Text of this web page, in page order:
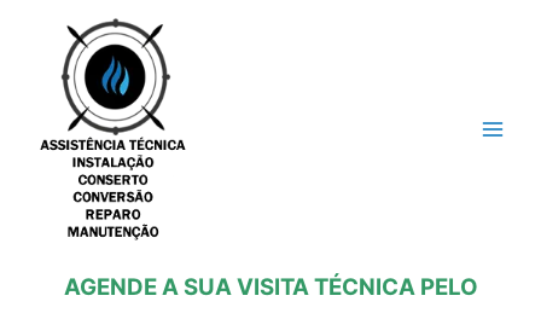
conteúdo
AGENDE A SUA VISITA TÉCNICA PELO